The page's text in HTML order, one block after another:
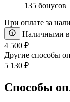
135 бонусов
При оплате за
Наличными
4 500 ₽
Другие способы
5 130 ₽
Способы